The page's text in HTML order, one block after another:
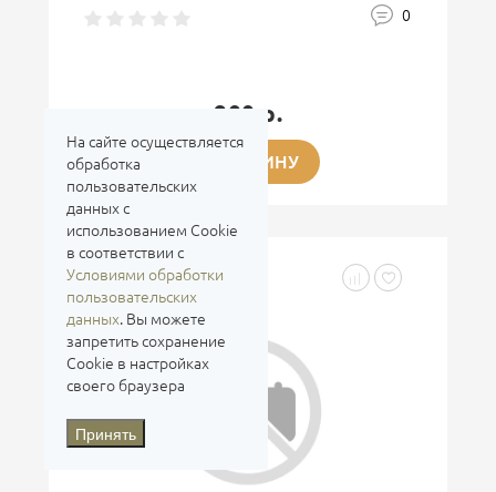
0
900 р.
В КОРЗИНУ
На сайте осуществляется
обработка
пользовательских
данных с
использованием Cookie
в соответствии с
Условиями обработки
пользовательских
данных. Вы можете
запретить сохранение
Cookie в настройках
своего браузера
Принять